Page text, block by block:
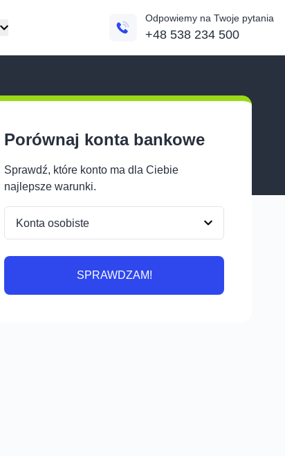
Odpowiemy na Twoje pytania
+48 538 234 500
Porównaj konta bankowe
Sprawdź, które konto ma dla Ciebie
najlepsze warunki.
SPRAWDZAM!